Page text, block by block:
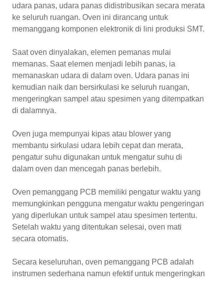
udara panas, udara panas didistribusikan secara merata
ke seluruh ruangan. Oven ini dirancang untuk
memanggang komponen elektronik di lini produksi SMT.
Saat oven dinyalakan, elemen pemanas mulai
memanas. Saat elemen menjadi lebih panas, ia
memanaskan udara di dalam oven. Udara panas ini
kemudian naik dan bersirkulasi ke seluruh ruangan,
mengeringkan sampel atau spesimen yang ditempatkan
di dalamnya.
Oven juga mempunyai kipas atau blower yang
membantu sirkulasi udara lebih cepat dan merata,
pengatur suhu digunakan untuk mengatur suhu di
dalam oven dan mencegah panas berlebih.
Oven pemanggang PCB memiliki pengatur waktu yang
memungkinkan pengguna mengatur waktu pengeringan
yang diperlukan untuk sampel atau spesimen tertentu.
Setelah waktu yang ditentukan selesai, oven mati
secara otomatis.
Secara keseluruhan, oven pemanggang PCB adalah
instrumen sederhana namun efektif untuk mengeringkan